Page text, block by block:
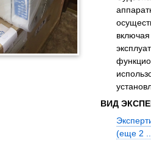
ВИД
(еще 2